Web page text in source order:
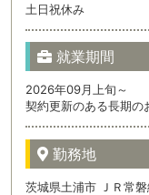
土日祝休み
就業期間
2026年09月上旬～
契約更新のある長期の
勤務地
茨城県土浦市 ＪＲ常